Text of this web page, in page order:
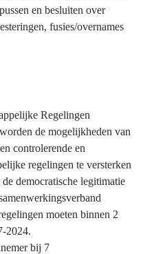
en besluiten over
fusies/overnames
Regelingen
de mogelijkheden van
controlerende en
regelingen te versterken
democratische legitimatie
moeten binnen 2
2024.
bij 7